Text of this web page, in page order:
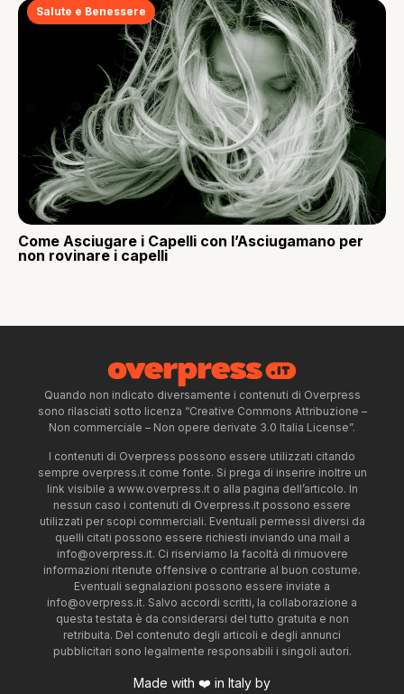
Salute e Benessere
Come Asciugare i Capelli con l’Asciugamano per
non rovinare i capelli
Quando non indicato diversamente i contenuti di Overpress
sono rilasciati sotto licenza “Creative Commons Attribuzione –
Non commerciale – Non opere derivate 3.0 Italia License”.
I contenuti di Overpress possono essere utilizzati citando
sempre overpress.it come fonte. Si prega di inserire inoltre un
link visibile a www.overpress.it o alla pagina dell’articolo. In
nessun caso i contenuti di Overpress.it possono essere
utilizzati per scopi commerciali. Eventuali permessi diversi da
quelli citati possono essere richiesti inviando una mail a
info@overpress.it. Ci riserviamo la facoltà di rimuovere
informazioni ritenute offensive o contrarie al buon costume.
Eventuali segnalazioni possono essere inviate a
info@overpress.it. Salvo accordi scritti, la collaborazione a
questa testata è da considerarsi del tutto gratuita e non
retribuita. Del contenuto degli articoli e degli annunci
pubblicitari sono legalmente responsabili i singoli autori.
Made with ❤️ in Italy by